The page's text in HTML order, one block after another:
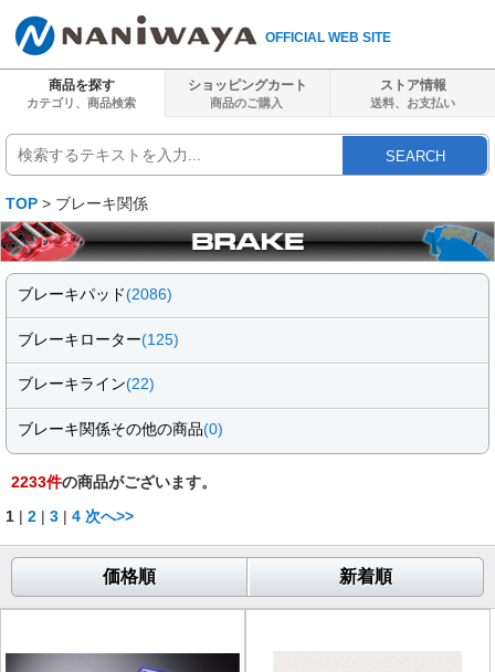
OFFICIAL WEB SITE
商品を探す
カテゴリ、商品検索
ショッピングカート
商品のご購入
ストア情報
送料、 お支払い
SEARCH
TOP > ブレーキ関係
ブレーキパッド(2086)
ブレーキローター(125)
ブレーキライン(22)
ブレーキ関係その他の商品(0)
2233件の商品がございます。
1 | 2 | 3 | 4 次へ>>
価格順 新着順